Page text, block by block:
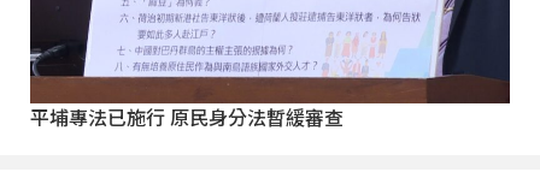
平埔專法已施行 原民身分法暫緩審查